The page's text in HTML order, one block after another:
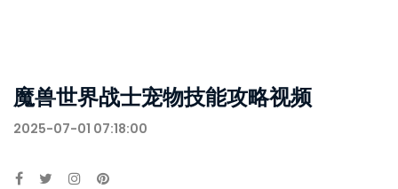
魔兽世界战士宠物技能攻略视频
2025-07-01 07:18:00